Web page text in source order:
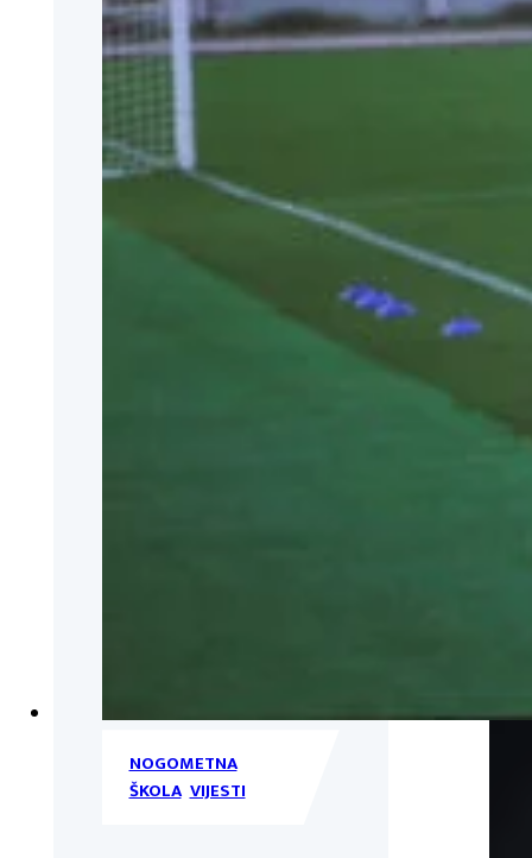
NOGOMETNA
ŠKOLA,VIJESTI